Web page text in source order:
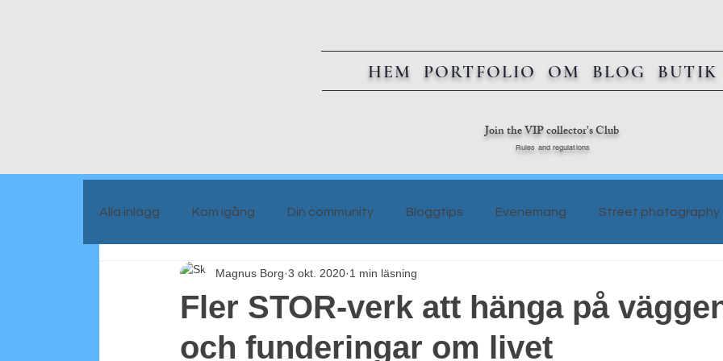
HEM PORTFOLIO OM BLOG BUTIK
Join the VIP collector's Club
Rules and regulations
Alla inlägg Kom igång Din community Bloggtips Evenemang Street photography
Portrait people Blog info
Fler STOR-verk att hänga på
och funderingar om livet
Magnus Borg 3 okt. 2020 1 min läsning